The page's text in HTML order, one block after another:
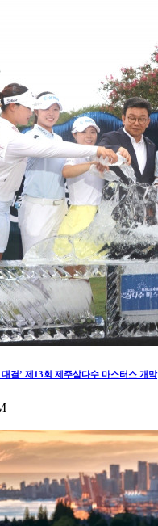
결’ 제13회 제주삼다수 마스터스 개막